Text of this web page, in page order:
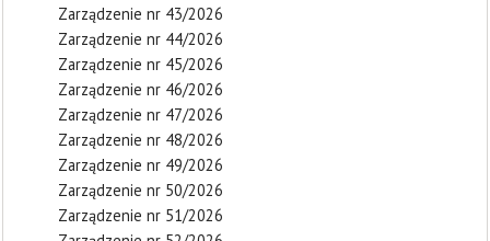
Zarządzenie nr 43/2026
Zarządzenie nr 44/2026
Zarządzenie nr 45/2026
Zarządzenie nr 46/2026
Zarządzenie nr 47/2026
Zarządzenie nr 48/2026
Zarządzenie nr 49/2026
Zarządzenie nr 50/2026
Zarządzenie nr 51/2026